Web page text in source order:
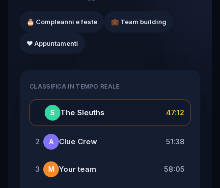
🎂 Compleanni e feste 💼 Team building
❤️ Appuntamenti
CLASSIFICA IN TEMPO REALE
S The Sleuths 47:12
2 A Clue Crew 51:38
3 M Your team 58:05